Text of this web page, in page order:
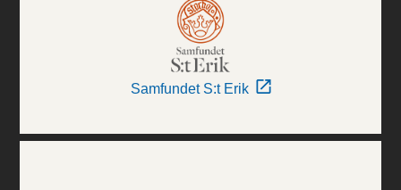
Samfundet S:t Erik